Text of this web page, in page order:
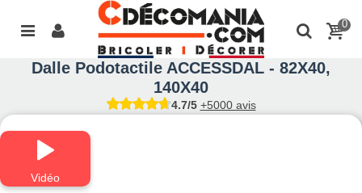
0
Dalle Podotactile ACCESSDAL - 82X40,
140X40
4.7/5 +5000 avis
Vidéo